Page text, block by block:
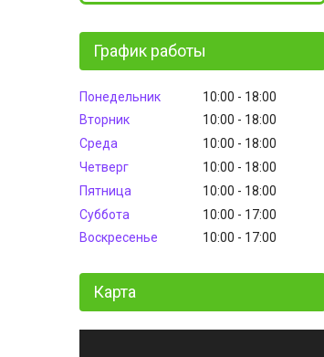
График работы
Понедельник 10:00
18:00
Вторник
10:00
18:00
Среда
10:00
18:00
Четверг
10:00
18:00
Пятница
10:00
18:00
Суббота
10:00
17:00
Воскресенье
10:00 17:00
Карта